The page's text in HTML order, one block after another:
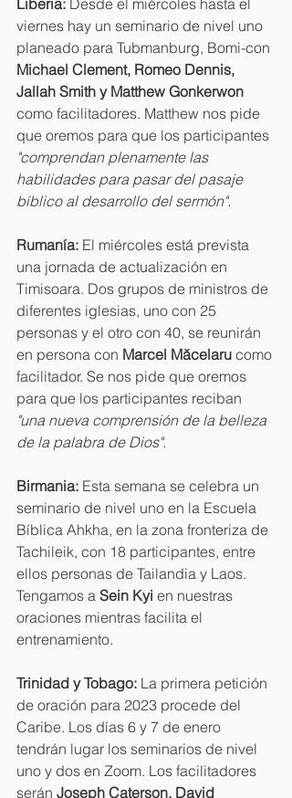
Liberia: Desde el miércoles hasta el
viernes hay un seminario de nivel uno
planeado para Tubmanburg, Bomi-con
Michael Clement, Romeo Dennis,
Jallah Smith y Matthew Gonkerwon
como facilitadores. Matthew nos pide
que oremos para que los participantes
"comprendan plenamente las
habilidades para pasar del pasaje
bíblico al desarrollo del sermón".
Rumanía: El miércoles está prevista
una jornada de actualización en
Timisoara. Dos grupos de ministros de
diferentes iglesias, uno con 25
personas y el otro con 40, se reunirán
en persona con Marcel Măcelaru como
facilitador. Se nos pide que oremos
para que los participantes reciban
"una nueva comprensión de la belleza
de la palabra de Dios".
Birmania: Esta semana se celebra un
seminario de nivel uno en la Escuela
Bíblica Ahkha, en la zona fronteriza de
Tachileik, con 18 participantes, entre
ellos personas de Tailandia y Laos.
Tengamos a Sein Kyi en nuestras
oraciones mientras facilita el
entrenamiento.
Trinidad y Tobago: La primera petición
de oración para 2023 procede del
Caribe. Los días 6 y 7 de enero
tendrán lugar los seminarios de nivel
uno y dos en Zoom. Los facilitadores
serán Joseph Caterson, David